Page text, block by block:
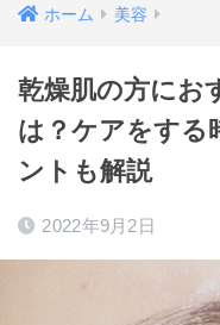
ホーム 美容
乾燥肌の方にお
は？ケアをする
ントも解説
2022年9月2日